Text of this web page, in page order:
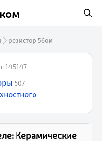
резистор 56ом
145147
507
Керамические